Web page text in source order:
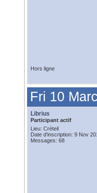
Hors ligne
Fri 10
Librius
Participant actif
Lieu: Créteil
Date d'inscription: 9 Nov
Messages: 68